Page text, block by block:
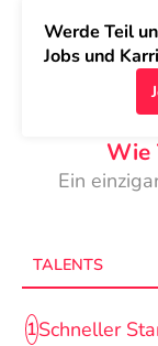
Werde Teil
Jobs und
Wie
Ein
TALENTS
1Schneller